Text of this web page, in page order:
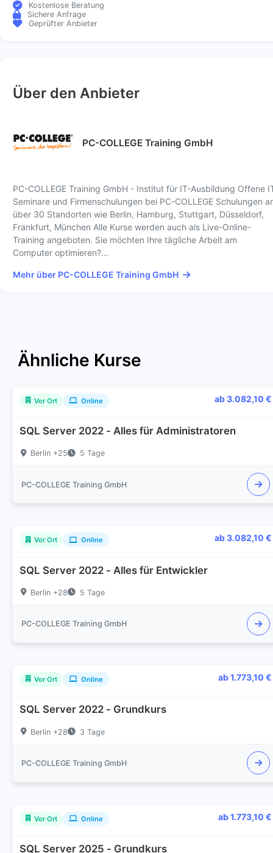
Kostenlose Beratung
Sichere Anfrage
Geprüfter Anbieter
Über den Anbieter
PC-COLLEGE Training GmbH
PC-COLLEGE Training GmbH - Institut für IT-Ausbildung Offene
Seminare und Firmenschulungen bei PC-COLLEGE Schulungen
über 30 Standorten wie Berlin, Hamburg, Stuttgart, Düsseldorf,
Frankfurt, München Alle Kurse werden auch als Live-Online-
Training angeboten. Sie möchten Ihre tägliche Arbeit am
Computer optimieren?…
Mehr über PC-COLLEGE Training GmbH
Ähnliche Kurse
Vor Ort Online ab 3.082,10 €
SQL Server 2022 - Alles für Administratoren
Berlin +25 5 Tage
PC-COLLEGE Training GmbH
Vor Ort Online ab 3.082,10 €
SQL Server 2022 - Alles für Entwickler
Berlin +28 5 Tage
PC-COLLEGE Training GmbH
Vor Ort Online ab 1.773,10 €
SQL Server 2022 - Grundkurs
Berlin +28 3 Tage
PC-COLLEGE Training GmbH
Vor Ort Online ab 1.773,10 €
SQL Server 2025 - Grundkurs